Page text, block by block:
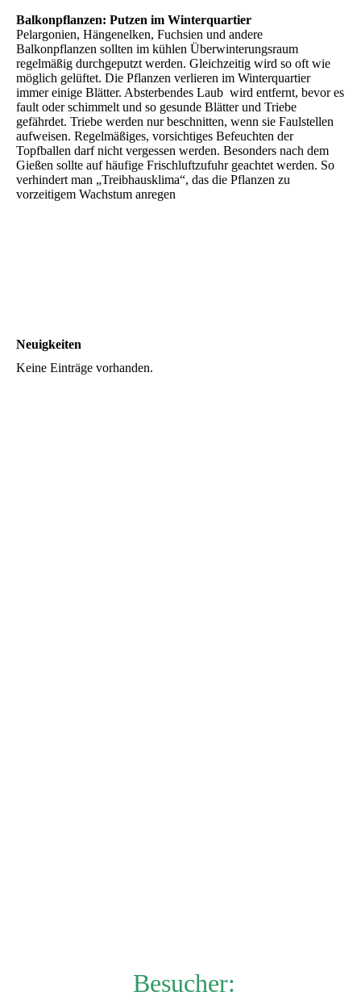
Balkonpflanzen: Putzen im Winterquartier
Pelargonien, Hängenelken, Fuchsien und andere
Balkonpflanzen sollten im kühlen Überwinterungsraum
regelmäßig durchgeputzt werden. Gleichzeitig wird so oft wie
möglich gelüftet. Die Pflanzen verlieren im Winterquartier
immer einige Blätter. Absterbendes Laub wird entfernt, bevor es
fault oder schimmelt und so gesunde Blätter und Triebe
gefährdet. Triebe werden nur beschnitten, wenn sie Faulstellen
aufweisen. Regelmäßiges, vorsichtiges Befeuchten der
Topfballen darf nicht vergessen werden. Besonders nach dem
Gießen sollte auf häufige Frischluftzufuhr geachtet werden. So
verhindert man „Treibhausklima“, das die Pflanzen zu
vorzeitigem Wachstum anregen
Neuigkeiten
Keine Einträge vorhanden.
Besucher: